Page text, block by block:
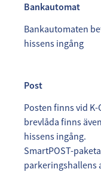
Bankautomat
Bankautomaten
hissens ingång
Post
Posten finns vid
brevlåda finns
hissens ingång.
SmartPOST-
parkeringshallens